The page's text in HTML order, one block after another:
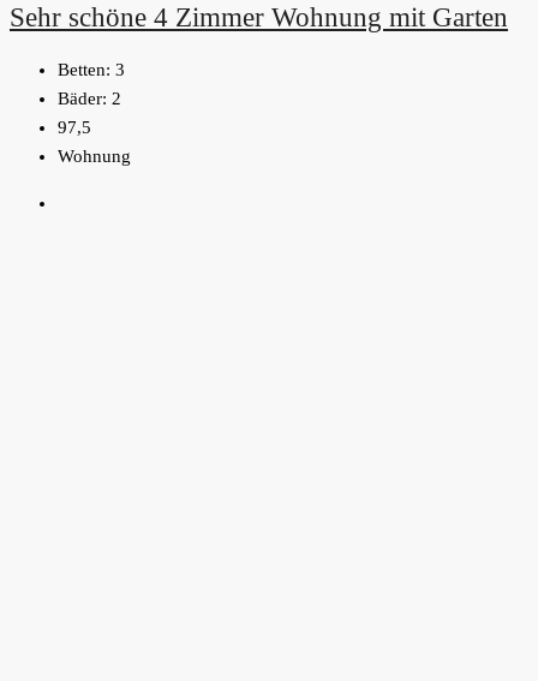
Sehr schöne 4 Zimmer Wohnung mit Garten
Betten: 3
Bäder: 2
97,5
Wohnung